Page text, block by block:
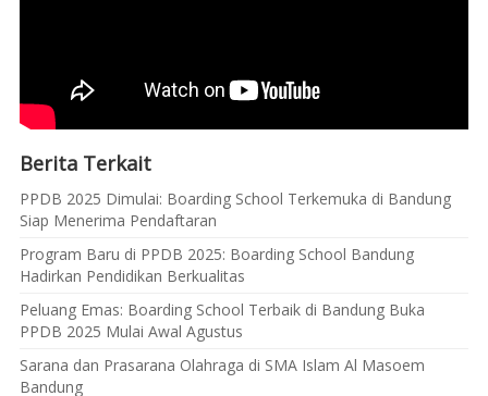
Berita Terkait
PPDB 2025 Dimulai: Boarding School Terkemuka di Bandung
Siap Menerima Pendaftaran
Program Baru di PPDB 2025: Boarding School Bandung
Hadirkan Pendidikan Berkualitas
Peluang Emas: Boarding School Terbaik di Bandung Buka
PPDB 2025 Mulai Awal Agustus
Sarana dan Prasarana Olahraga di SMA Islam Al Masoem
Bandung